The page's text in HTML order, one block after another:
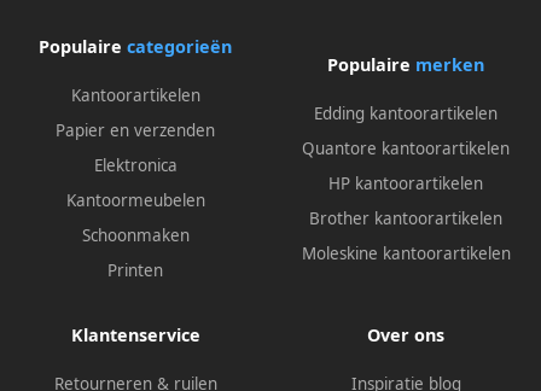
Populaire categorieën
Kantoorartikelen
Papier en verzenden
Elektronica
Kantoormeubelen
Schoonmaken
Printen
Populaire merken
Edding kantoorartikelen
Quantore kantoorartikelen
HP kantoorartikelen
Brother kantoorartikelen
Moleskine kantoorartikelen
Klantenservice
Retourneren & ruilen
Over ons
Inspiratie blog